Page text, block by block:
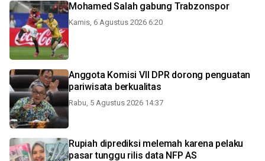
Mohamed Salah gabung Trabzonspor
Kamis, 6 Agustus 2026 6:20
Anggota Komisi VII DPR dorong penguatan
pariwisata berkualitas
Rabu, 5 Agustus 2026 14:37
Rupiah diprediksi melemah karena pelaku
pasar tunggu rilis data NFP AS